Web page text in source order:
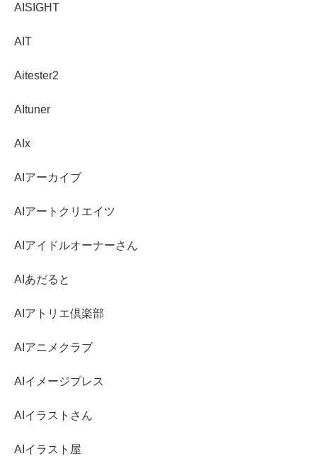
AISIGHT
AIT
Aitester2
AItuner
AIx
AIアーカイブ
AIアートクリエイツ
AIアイドルオーナーさん
AIあだると
AIアトリエ倶楽部
AIアニメクラブ
AIイメージプレス
AIイラストさん
AIイラスト屋